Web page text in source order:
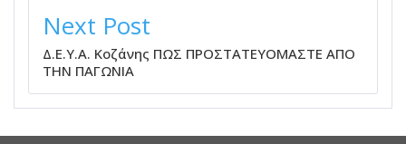
Next Post
Δ.Ε.Υ.Α. Κοζάνης ΠΩΣ ΠΡΟΣΤΑΤΕΥΟΜΑΣΤΕ ΑΠΟ
ΤΗΝ ΠΑΓΩΝΙΑ